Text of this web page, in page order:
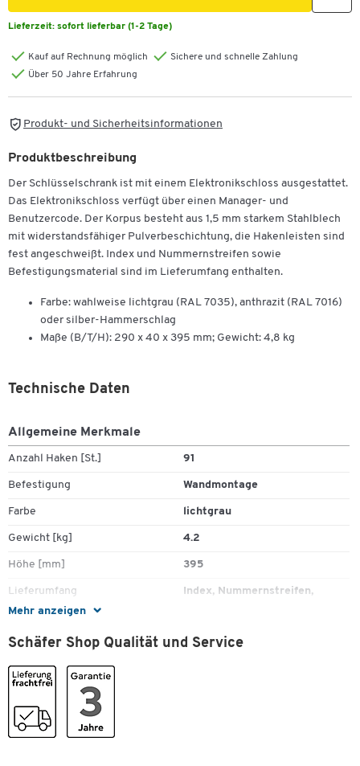
Lieferzeit: sofort lieferbar (1-2 Tage)
Kauf auf Rechnung möglich
Sichere und schnelle Zahlung
Über 50 Jahre Erfahrung
Produkt- und Sicherheitsinformationen
Produktbeschreibung
Der Schlüsselschrank ist mit einem Elektronikschloss ausgestattet.
Das Elektronikschloss verfügt über einen Manager- und
Benutzercode. Der Korpus besteht aus 1,5 mm starkem Stahlblech
mit widerstandsfähiger Pulverbeschichtung, die Hakenleisten sind
fest angeschweißt. Index und Nummernstreifen sowie
Befestigungsmaterial sind im Lieferumfang enthalten.
Farbe: wahlweise lichtgrau (RAL 7035), anthrazit (RAL 7016)
oder silber-Hammerschlag
Maße (B/T/H): 290 x 40 x 395 mm; Gewicht: 4,8 kg
Mehr anzeigen
Technische Daten
Allgemeine Merkmale
Anzahl Haken [St.] 91
Befestigung Wandmontage
Farbe lichtgrau
Gewicht [kg] 4.2
Höhe [mm] 395
Lieferumfang
Index, Nummernstreifen,
Material Stahlblech, pulverbeschichtet
Tiefe [mm]
Türfarbe
Schäfer Shop Qualität und Service